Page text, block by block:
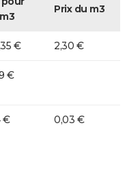
Prix du m3
€ 2,30 €
€
€ 0,03 €